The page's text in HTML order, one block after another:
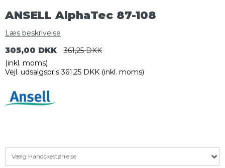
ANSELL AlphaTec 87-108
Læs beskrivelse
305,00 DKK
361,25 DKK
(inkl. moms)
Vejl. udsalgspris 361,25 DKK (inkl. moms)
Vælg Handskestørrelse